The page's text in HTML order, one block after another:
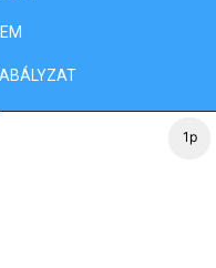
1p